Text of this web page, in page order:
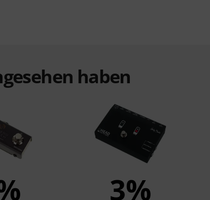
haben
3%